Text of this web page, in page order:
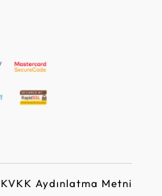
KVKK Aydınlatma Metni